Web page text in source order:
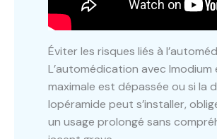
Éviter les risques liés à
L’automédication avec
maximale est dépassée ou si la
lopéramide peut s’installer,
un usage prolongé sans